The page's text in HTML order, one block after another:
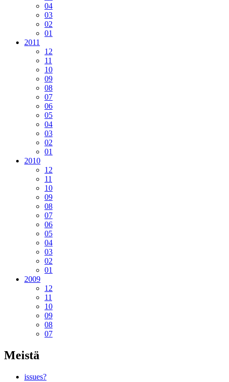
04
03
02
01
2011
12
11
10
09
08
07
06
05
04
03
02
01
2010
12
11
10
09
08
07
06
05
04
03
02
01
2009
12
11
10
09
08
07
Meistä
issues?